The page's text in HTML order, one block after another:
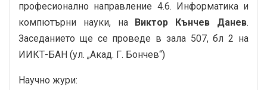
професионално направление 4.6. Информатика и
компютърни науки, на
Виктор Кънчев Данев.
Заседанието ще се проведе в зала 507, бл 2 на
ИИКТ-БАН (ул. „Акад. Г. Бончев“)
Научно жури: